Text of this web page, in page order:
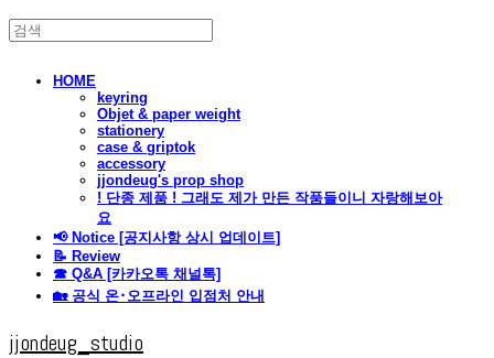
HOME
keyring
Objet & paper weight
stationery
case & griptok
accessory
jjondeug's prop shop
! 단종 제품 ! 그래도 제가 만든 작품들이니 자랑해보아
요
📢 Notice [공지사항 상시 업데이트]
📝 Review
☎ Q&A [카카오톡 채널톡]
🏡 공식 온･오프라인 입점처 안내
jjondeug_studio